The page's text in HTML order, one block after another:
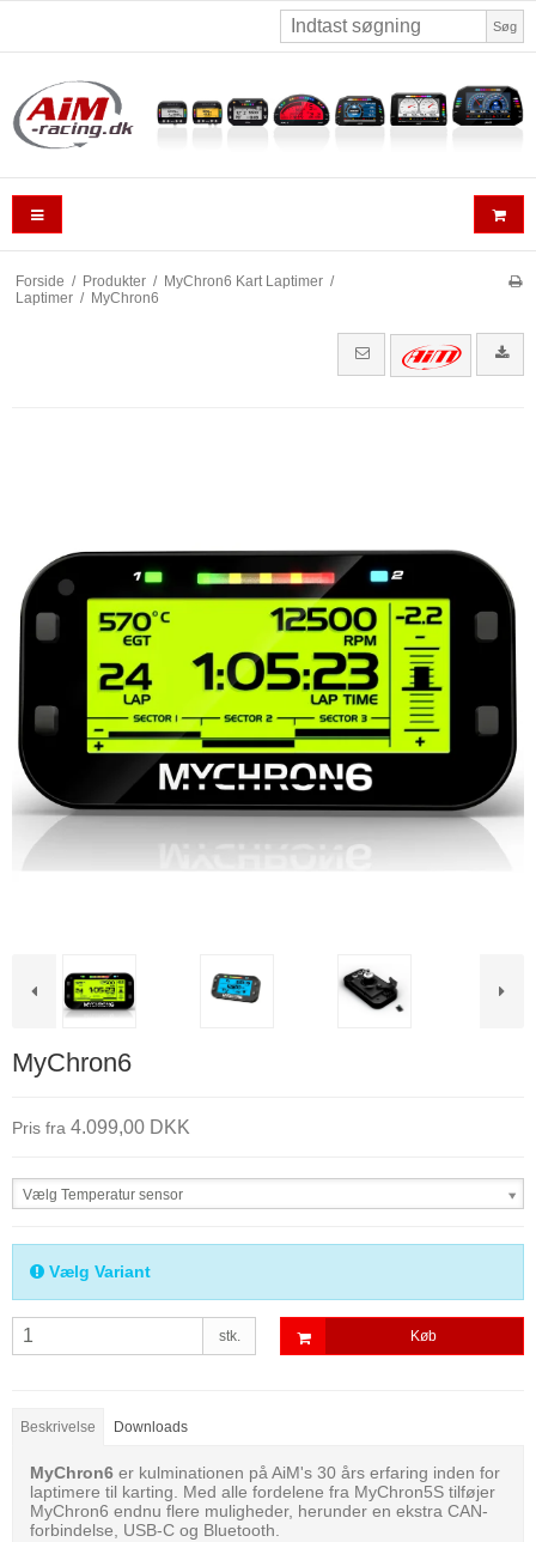
Søg
Forside / Produkter / MyChron6 Kart Laptimer /
Laptimer / MyChron6
MyChron6
Pris fra 4.099,00 DKK
Vælg Temperatur sensor
Vælg Variant
stk. Køb
Beskrivelse Downloads
MyChron6 er kulminationen på AiM's 30 års erfaring inden for
laptimere til karting. Med alle fordelene fra MyChron5S tilføjer
MyChron6 endnu flere muligheder, herunder en ekstra CAN-
forbindelse, USB-C og Bluetooth.